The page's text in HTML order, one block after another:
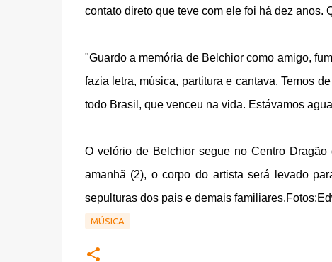
contato direto que teve com ele foi há dez anos.
"Guardo a memória de Belchior como amigo,
fazia letra, música, partitura e cantava. Temos
todo Brasil, que venceu na vida. Estávamos
O velório de Belchior segue no Centro
amanhã (2), o corpo do artista será levado
sepulturas dos pais e demais
MÚSICA